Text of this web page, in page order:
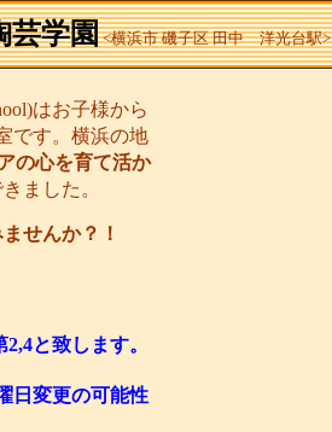
芸学園 <横浜市 磯子区 田中 洋光台駅>
はお子様から
です。横浜の地
の心を育て活か
ました。
せんか？！
と致します。
致します。
日変更の可能性